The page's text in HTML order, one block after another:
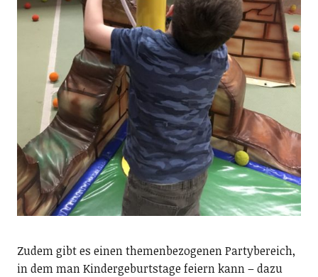
Zudem gibt es einen themenbezogenen Partybereich,
in dem man Kindergeburtstage feiern kann – dazu